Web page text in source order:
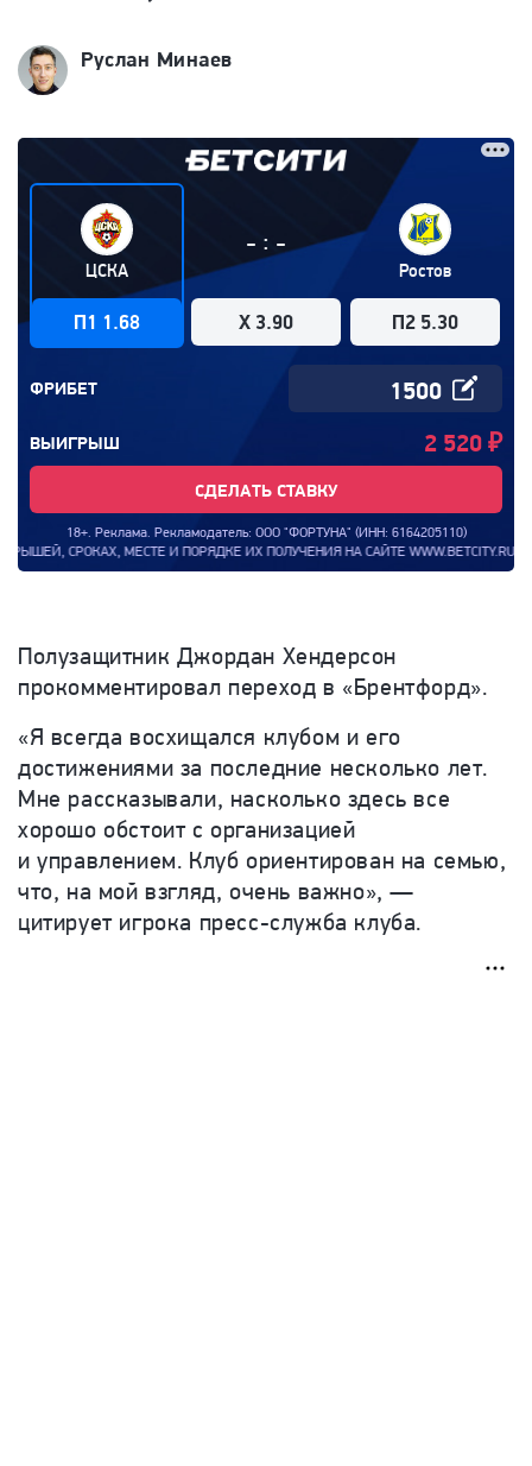
Руслан Минаев
ЦСКА
П1 1.68
- : -
X 3.90
Ростов
П2 5.30
ФРИБЕТ
ВЫИГРЫШ 2 520 ₽
СДЕЛАТЬ СТАВКУ
18+. Реклама. Рекламодатель: ООО "ФОРТУНА" (ИНН: 6164205110)
И ПОРЯДКЕ ИХ ПОЛУЧЕНИЯ НА САЙТЕ
Полузащитник Джордан Хендерсон
прокомментировал переход в «Брентфорд».
«Я всегда восхищался клубом и его
достижениями за последние несколько лет.
Мне рассказывали, насколько здесь все
хорошо обстоит с организацией
и управлением. Клуб ориентирован на семью,
что, на мой взгляд, очень важно», —
цитирует игрока пресс-служба клуба.